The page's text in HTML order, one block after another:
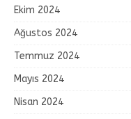
Ekim 2024
Ağustos 2024
Temmuz 2024
Mayıs 2024
Nisan 2024